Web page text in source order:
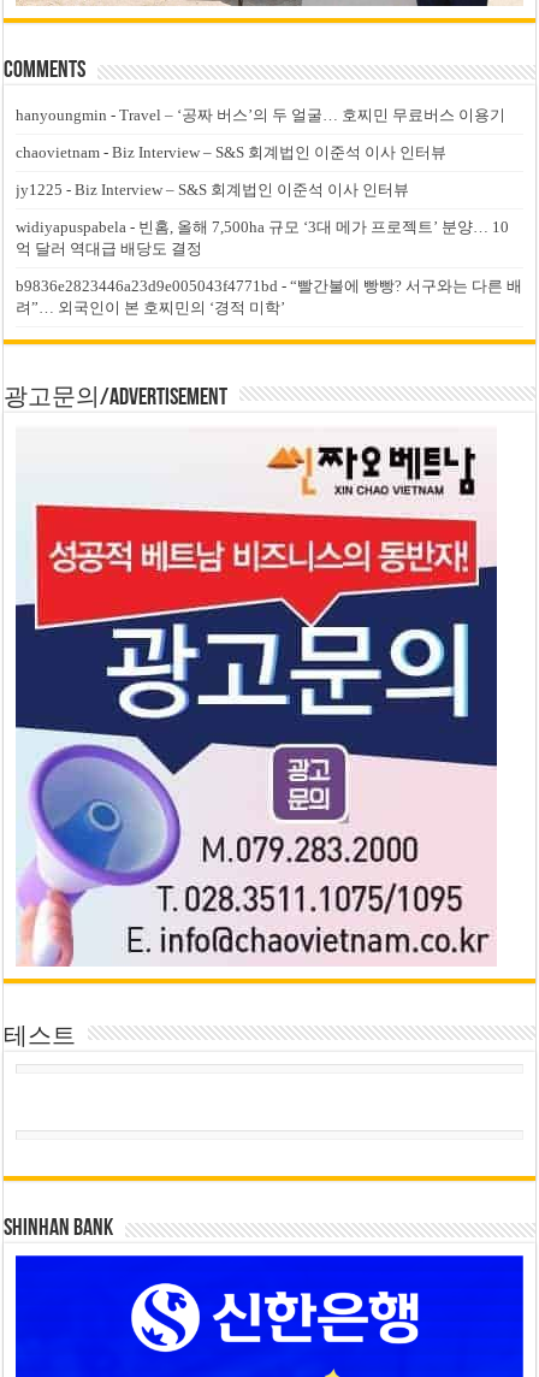
Comments
hanyoungmin -Travel – ‘공짜 버스’의 두 얼굴… 호찌민 무료버스 이용기
chaovietnam -Biz Interview – S&S 회계법인 이준석 이사 인터뷰
jy1225 -Biz Interview – S&S 회계법인 이준석 이사 인터뷰
widiyapuspabela - 빈홈, 올해 7,500ha 규모 ‘3대 메가 프로젝트’ 분양… 10
억 달러 역대급 배당도 결정
b9836e2823446a23d9e005043f4771bd -“빨간불에 빵빵? 서구와는 다른 배
려”… 외국인이 본 호찌민의 ‘경적 미학’
광고문의/Advertisement
테스트
SHINHAN BANK